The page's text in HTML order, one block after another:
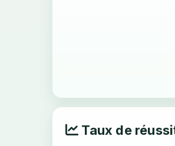
Taux de